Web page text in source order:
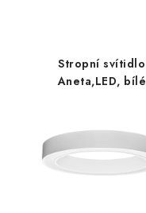
Stropní svítidlo
Aneta,LED, bílé